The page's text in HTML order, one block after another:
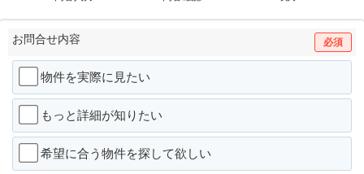
お問合せ内容 必須
物件を実際に見たい
もっと詳細が知りたい
希望に合う物件を探して欲しい